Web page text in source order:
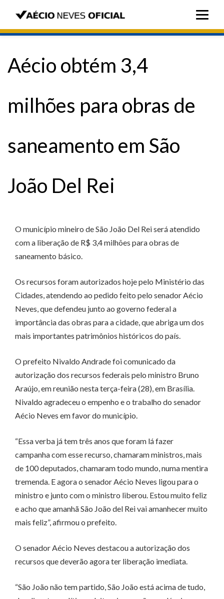
Aécio obtém 3,4
milhões para obras de
saneamento em São
João Del Rei
O município mineiro de São João Del Rei será atendido
com a liberação de R$ 3,4 milhões para obras de
saneamento básico.
Os recursos foram autorizados hoje pelo Ministério das
Cidades, atendendo ao pedido feito pelo senador Aécio
Neves, que defendeu junto ao governo federal a
importância das obras para a cidade, que abriga um dos
mais importantes patrimônios históricos do país.
O prefeito Nivaldo Andrade foi comunicado da
autorização dos recursos federais pelo ministro Bruno
Araújo, em reunião nesta terça-feira (28), em Brasília.
Nivaldo agradeceu o empenho e o trabalho do senador
Aécio Neves em favor do município.
“Essa verba já tem três anos que foram lá fazer
campanha com esse recurso, chamaram ministros, mais
de 100 deputados, chamaram todo mundo, numa mentira
tremenda. E agora o senador Aécio Neves ligou para o
ministro e junto com o ministro liberou. Estou muito feliz
e acho que amanhã São João del Rei vai amanhecer muito
mais feliz”, afirmou o prefeito.
O senador Aécio Neves destacou a autorização dos
recursos que deverão agora ter liberação imediata.
“São João não tem partido, São João está acima de tudo,